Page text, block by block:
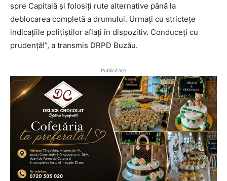
spre Capitală și folosiți rute alternative până la
deblocarea completă a drumului. Urmați cu strictețe
indicațiile polițiștilor aflați în dispozitiv. Conduceți cu
prudență!”, a transmis DRPD Buzău.
Publicitate